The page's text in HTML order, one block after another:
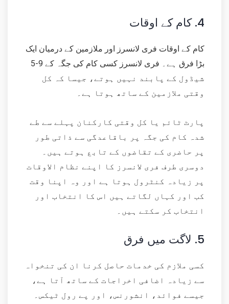
4. کام کے اوقات
کام کے اوقات فری لانسرز اور ملازمین کے درمیان ایک
بڑا فرق ہے۔ فری لانسرز کسی کام کی جگہ کے 9-5
شیڈول کے پابند نہیں ہوتے، جیسا کہ کل
وقتی ملازمین کے ساتھ ہوتا ہے۔
پارٹ ٹائم یا کل وقتی کارکنان پہلے سے طے
شدہ کام کی جگہ پر باقاعدگی سے ذاتی طور
پر حاضری کے تقاضوں کے تابع ہوتے ہیں۔
دوسری طرف فری لانسرز کا اپنے نظام الاوقات
پر زیادہ کنٹرول ہوتا ہے اور وہ اپنا وقت
کب اور کہاں لگاتے ہیں اس کا انتخاب اور
انتخاب کر سکتے ہیں۔
5. لاگت میں فرق
کسی ملازم کی خدمات حاصل کرنا ان کی تنخواہ
سے زیادہ اضافی اخراجات کے ساتھ آتا ہے،
جیسے فوائد، انشورنس، اور پے رول ٹیکس۔